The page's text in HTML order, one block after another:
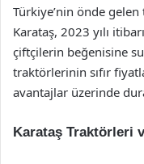
Türkiye’nin önde
Karataş, 2023 yılı
çiftçilerin beğenisine
traktörlerinin sıfır
avantajlar üzerinde
Karataş Traktörleri